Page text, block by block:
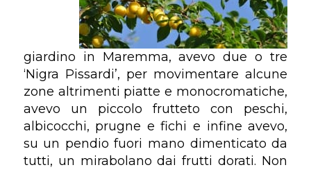
giardino in Maremma, avevo due o tre
‘Nigra Pissardi’, per movimentare alcune
zone altrimenti piatte e monocromatiche,
avevo un piccolo frutteto con peschi,
albicocchi, prugne e fichi e infine avevo,
su un pendio fuori mano dimenticato da
tutti, un mirabolano dai frutti dorati. Non